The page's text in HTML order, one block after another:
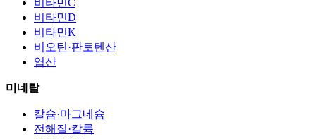
비타민D
비타민K
비오틴·판토텐산
엽산
미네랄
칼슘·마그네슘
전해질·칼륨